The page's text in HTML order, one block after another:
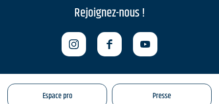
Rejoignez-nous !
Espace pro Presse